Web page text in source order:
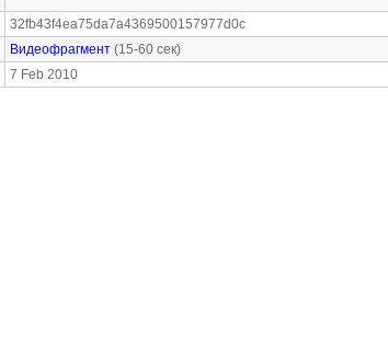
32fb43f4ea75da7a4369500157977d0c
Видеофрагмент (15-60 сек)
7 Feb 2010